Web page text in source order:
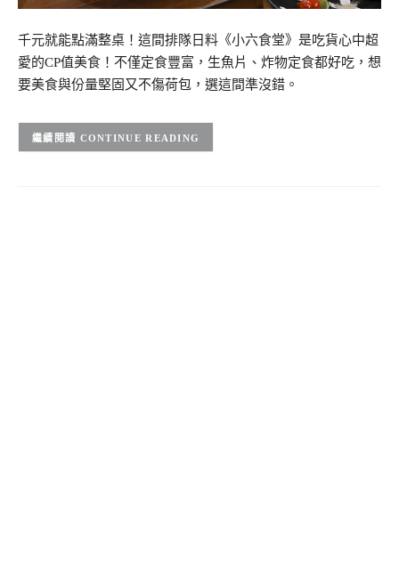
千元就能點滿整桌！這間排隊日料《小六食堂》是吃貨心中超
愛的CP值美食！不僅定食豐富，生魚片、炸物定食都好吃，想
要美食與份量堅固又不傷荷包，選這間準沒錯。
CONTINUE READING